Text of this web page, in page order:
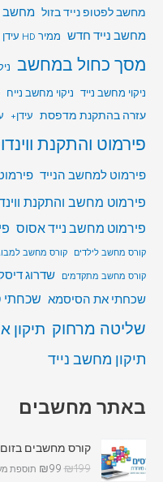
מחשב לפטופ נייד בזול מחשב
מחשב נייד חדש ממיר HD עידן פלוס
מסך כחול במחשב
ניקוי מחשב נייד ניקוי מחשב נייח
עזרה בהתקנת מדפסת עידן+
פירמוט והתקנת ווינדוס
פירמוט למחשב הנייד
פירמוט מחשב והתקנת
פירמוט מחשב נייד אסוס
קורס מחשב לילדים
קורס מחשב
קורס מחשב מתקדמים
שדרוג
שכחתי את הסיסמא
שליטה מרחוק תיקון
תיקון מחשב נייד
באתר מחשבים
קורס מחשבים
₪199
₪99 תוספת